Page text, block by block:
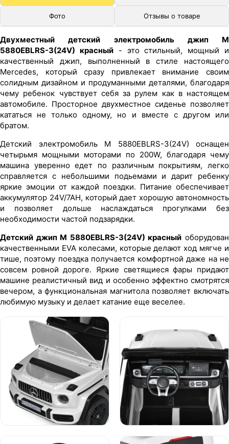
Фото Отзывы о товаре
Двухместный детский электромобиль джип M
5880EBLRS-3(24V) красный- это стильный, мощный и
качественный джип, выполненный в стиле настоящего
Mercedes, который сразу привлекает внимание своим
солидным дизайном и продуманными деталями, благодаря
чему ребенок чувствует себя за рулем как в настоящем
автомобиле. Просторное двухместное сиденье позволяет
кататься не только одному, но и вместе с другом или
братом.
Детский электромобиль M 5880EBLRS-3(24V) оснащен
четырьмя мощными моторами по 200W, благодаря чему
машина уверенно едет по различным покрытиям, легко
справляется с небольшими подьемами и дарит ребенку
яркие эмоции от каждой поездки. Питание обеспечивает
аккумулятор 24V/7AH, который дает хорошую автономность
и позволяет дольше наслаждаться прогулками без
необходимости частой подзарядки.
Детский джип M 5880EBLRS-3(24V) красный оборудован
качественными EVA колесами, которые делают ход мягче и
тише, поэтому поездка получается комфортной даже на не
совсем ровной дороге. Яркие светящиеся фары придают
машине реалистичный вид и особенно эффектно смотрятся
вечером, а функциональная магнитола позволяет включать
любимую музыку и делает катание еще веселее.